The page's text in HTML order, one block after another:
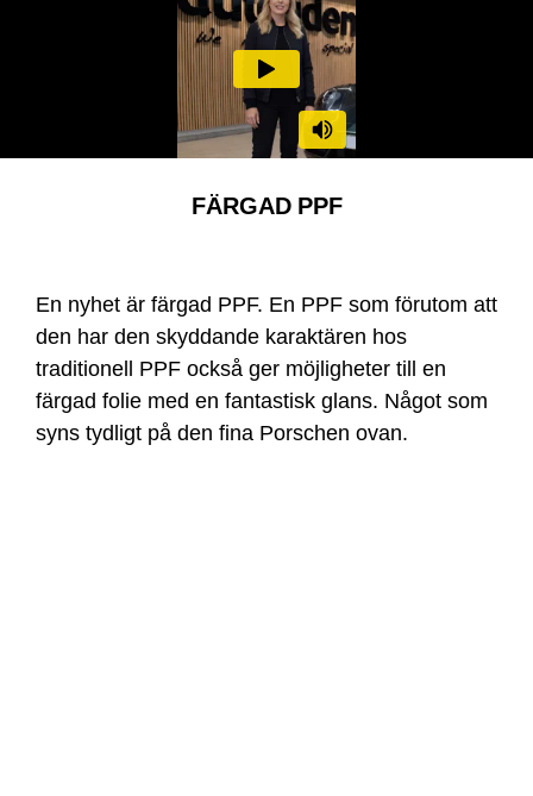
FÄRGAD PPF
En nyhet är färgad PPF. En PPF som förutom att
den har den skyddande karaktären hos
traditionell PPF också ger möjligheter till en
färgad folie med en fantastisk glans. Något som
syns tydligt på den fina Porschen ovan.